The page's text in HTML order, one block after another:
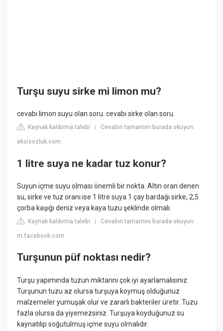
Turşu suyu sirke mi limon mu?
cevabı limon suyu olan soru. cevabı sirke olan soru.
Kaynak kaldırma talebi |Cevabın tamamını burada okuyun:
eksisozluk.com
1 litre suya ne kadar tuz konur?
Suyun içme suyu olması önemli bir nokta. Altın oran denen
su, sirke ve tuz oranı ise 1 litre suya 1 çay bardağı sirke, 2,5
çorba kaşığı deniz veya kaya tuzu şeklinde olmalı.
Kaynak kaldırma talebi |Cevabın tamamını burada okuyun:
m.facebook.com
Turşunun püf noktası nedir?
Turşu yapımında tuzun miktarını çok iyi ayarlamalısınız.
Turşunun tuzu az olursa turşuya koymuş olduğunuz
malzemeler yumuşak olur ve zararlı bakteriler üretir. Tuzu
fazla olursa da yiyemezsiniz. Turşuya koyduğunuz su
kaynatılıp soğutulmuş içme suyu olmalıdır.